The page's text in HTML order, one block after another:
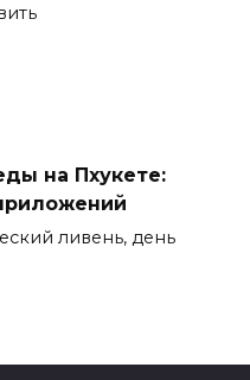
на Пхукете:
ливень, день